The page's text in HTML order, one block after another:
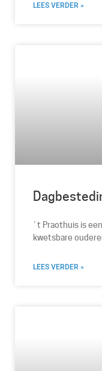
LEES VERDER »
`t Praothuis is
kwetsbare
LEES VERDER »